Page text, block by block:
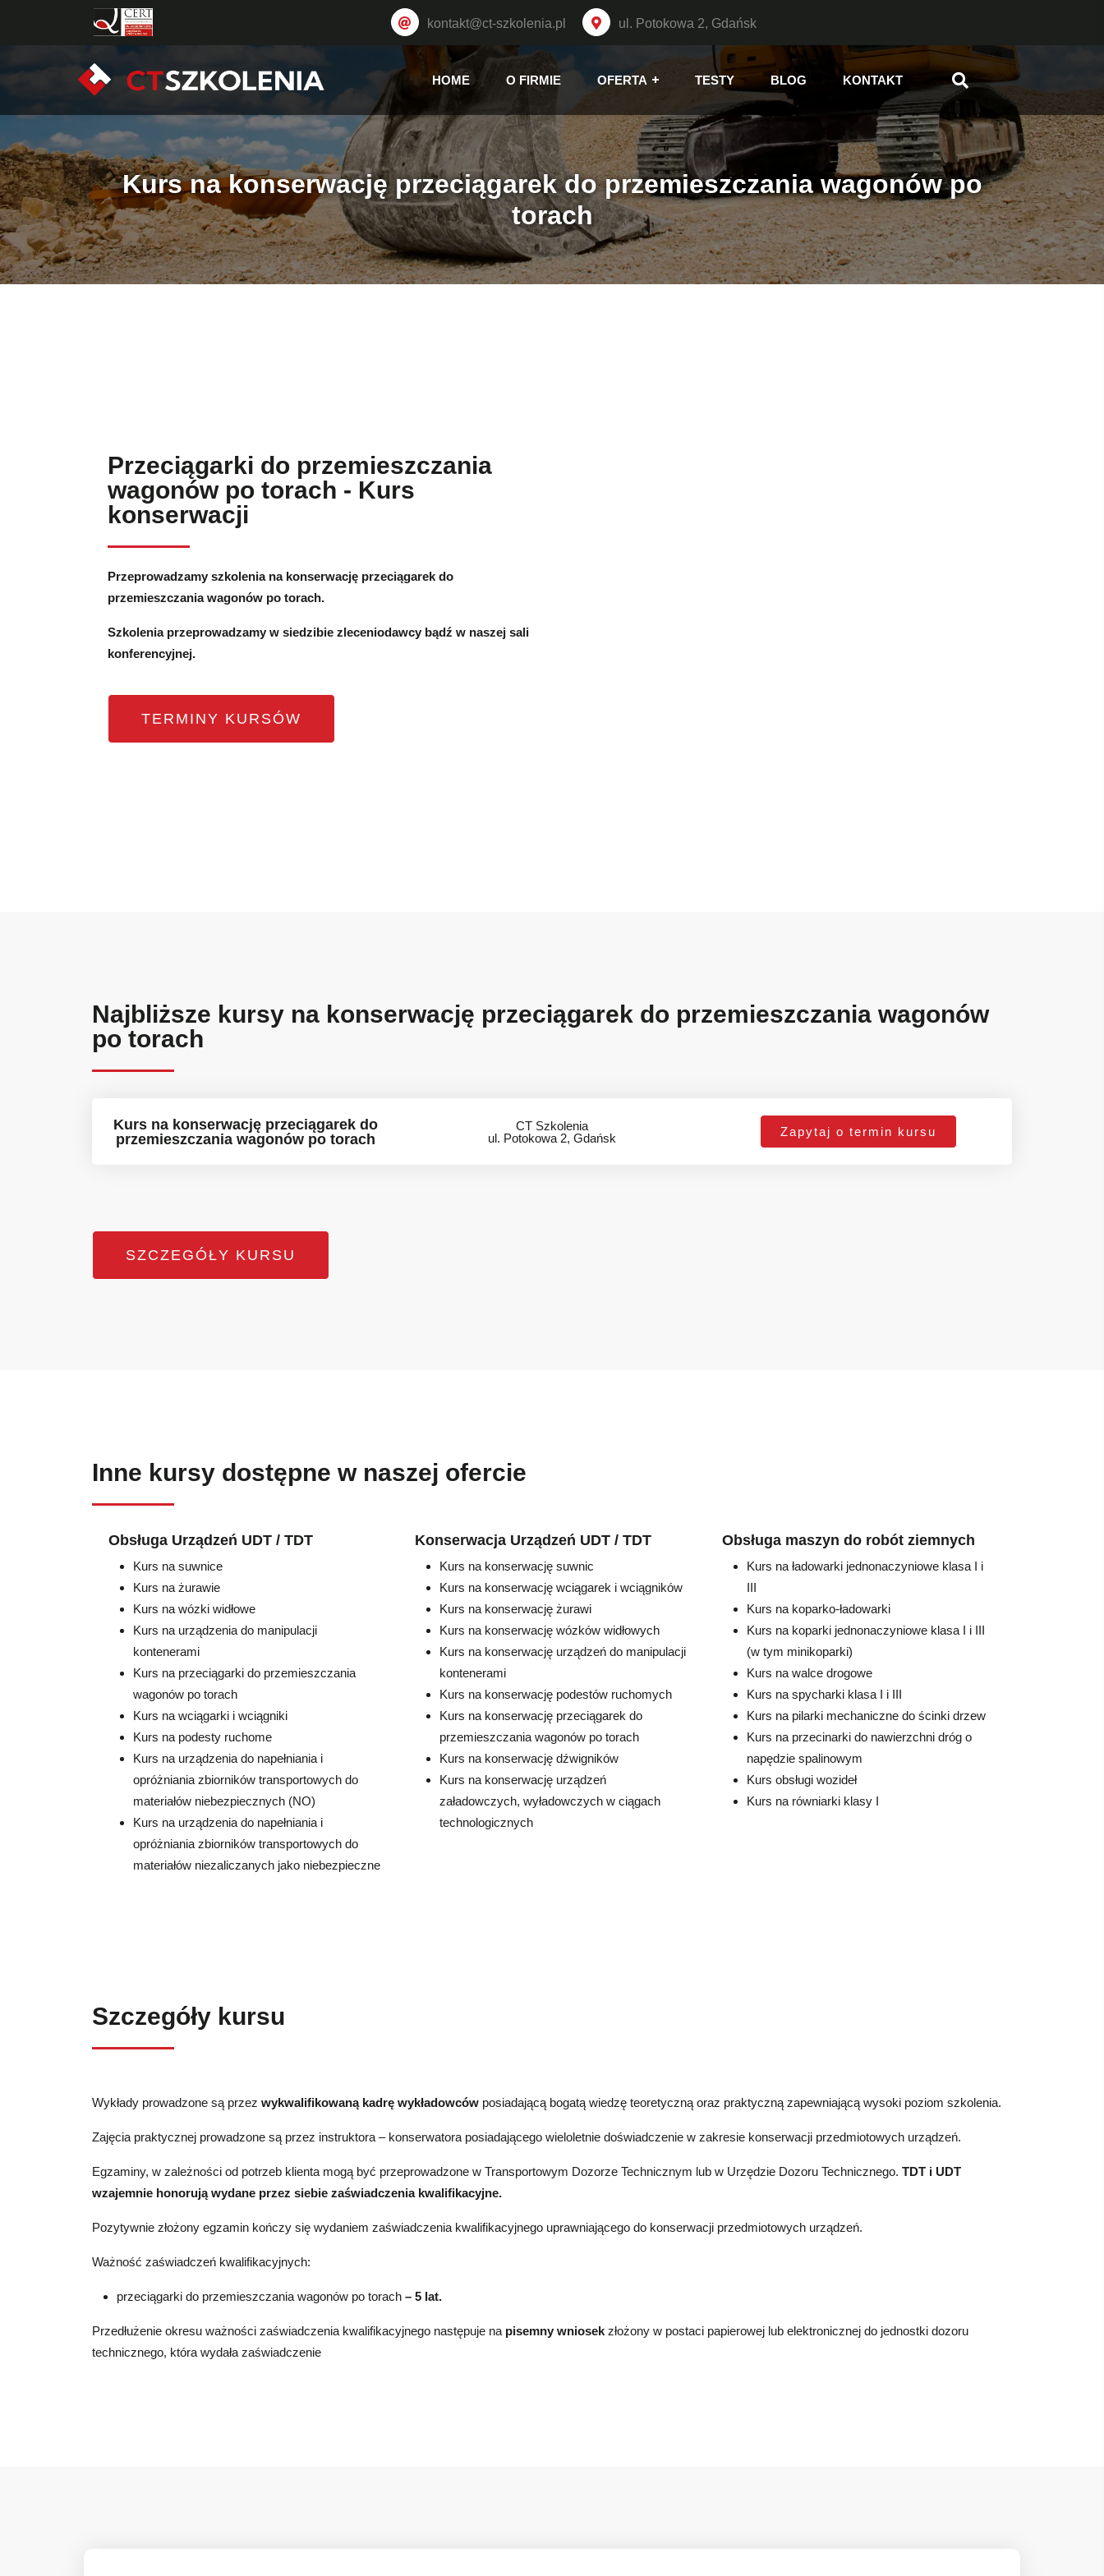
kontakt@ct-szkolenia.pl ul. Potokowa 2, Gdańsk
HOME O FIRMIE OFERTA TESTY BLOG KONTAKT
Kurs na konserwację przeciągarek do przemieszczania wagonów po
torach
Przeciągarki do przemieszczania
wagonów po torach - Kurs
konserwacji
Przeprowadzamy szkolenia na konserwację przeciągarek do
przemieszczania wagonów po torach.
Szkolenia przeprowadzamy w siedzibie zleceniodawcy bądź w naszej sali
konferencyjnej.
TERMINY KURSÓW
Najbliższe kursy na konserwację przeciągarek do przemieszczania wagonów
po torach
Kurs na konserwację przeciągarek do
przemieszczania wagonów po torach
CT Szkolenia
ul. Potokowa 2, Gdańsk
Zapytaj o termin kursu
SZCZEGÓŁY KURSU
Inne kursy dostępne w naszej ofercie
Obsługa Urządzeń UDT / TDT
Kurs na suwnice
Kurs na żurawie
Kurs na wózki widłowe
Kurs na urządzenia do manipulacji
kontenerami
Kurs na przeciągarki do przemieszczania
wagonów po torach
Kurs na wciągarki i wciągniki
Kurs na podesty ruchome
Kurs na urządzenia do napełniania i
opróżniania zbiorników transportowych do
materiałów niebezpiecznych (NO)
Kurs na urządzenia do napełniania i
opróżniania zbiorników transportowych do
materiałów niezaliczanych jako niebezpieczne
Konserwacja Urządzeń UDT / TDT
Kurs na konserwację suwnic
Kurs na konserwację wciągarek i wciągników
Kurs na konserwację żurawi
Kurs na konserwację wózków widłowych
Kurs na konserwację urządzeń do manipulacji
kontenerami
Kurs na konserwację podestów ruchomych
Kurs na konserwację przeciągarek do
przemieszczania wagonów po torach
Kurs na konserwację dźwigników
Kurs na konserwację urządzeń
załadowczych, wyładowczych w ciągach
technologicznych
Obsługa maszyn do robót ziemnych
Kurs na ładowarki jednonaczyniowe klasa I i
III
Kurs na koparko-ładowarki
Kurs na koparki jednonaczyniowe klasa I i III
(w tym minikoparki)
Kurs na walce drogowe
Kurs na spycharki klasa I i III
Kurs na pilarki mechaniczne do ścinki drzew
Kurs na przecinarki do nawierzchni dróg o
napędzie spalinowym
Kurs obsługi wozideł
Kurs na równiarki klasy I
Szczegóły kursu
Wykłady prowadzone są przez wykwalifikowaną kadrę wykładowców posiadającą bogatą wiedzę teoretyczną oraz praktyczną zapewniającą wysoki poziom szkolenia.
Zajęcia praktycznej prowadzone są przez instruktora – konserwatora posiadającego wieloletnie doświadczenie w zakresie konserwacji przedmiotowych urządzeń.
Egzaminy, w zależności od potrzeb klienta mogą być przeprowadzone w Transportowym Dozorze Technicznym lub w Urzędzie Dozoru Technicznego. TDT i UDT
wzajemnie honorują wydane przez siebie zaświadczenia kwalifikacyjne.
Pozytywnie złożony egzamin kończy się wydaniem zaświadczenia kwalifikacyjnego uprawniającego do konserwacji przedmiotowych urządzeń.
Ważność zaświadczeń kwalifikacyjnych:
przeciągarki do przemieszczania wagonów po torach – 5 lat.
Przedłużenie okresu ważności zaświadczenia kwalifikacyjnego następuje na pisemny wniosek złożony w postaci papierowej lub elektronicznej do jednostki dozoru
technicznego, która wydała zaświadczenie